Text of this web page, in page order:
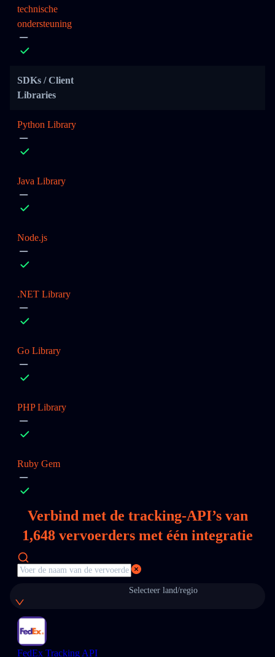
technische
ondersteuning
SDKs / Client
Libraries
Python Library
Java Library
Node.js
.NET Library
Go Library
PHP Library
Ruby Gem
Verbind met de tracking-API’s van
1,648 vervoerders met één integratie
Selecteer land/regio
FedEx Tracking API